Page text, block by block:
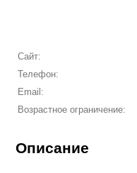
Сайт:
Телефон:
Email:
Возрастное ограничение:
Описание